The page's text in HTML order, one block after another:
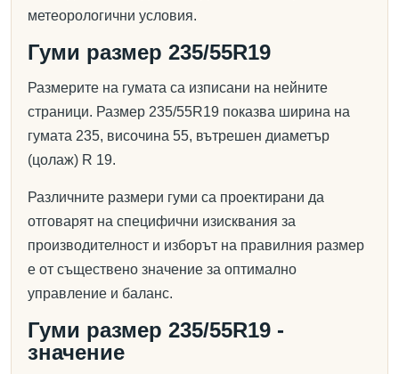
метеорологични условия.
Гуми размер 235/55R19
Размерите на гумата са изписани на нейните
страници. Размер 235/55R19 показва ширина на
гумата 235, височина 55, вътрешен диаметър
(цолаж) R 19.
Различните размери гуми са проектирани да
отговарят на специфични изисквания за
производителност и изборът на правилния размер
е от съществено значение за оптимално
управление и баланс.
Гуми размер 235/55R19 -
значение